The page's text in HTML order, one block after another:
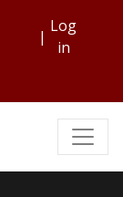
|
Log
in